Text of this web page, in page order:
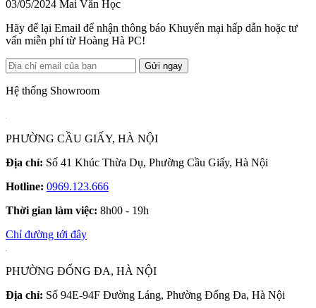
03/05/2024 Mai Văn Học
Hãy để lại Email để nhận thông báo Khuyến mại hấp dẫn hoặc tư
vấn miễn phí từ Hoàng Hà PC!
Gửi ngay
Hệ thống Showroom
PHƯỜNG CẦU GIẤY, HÀ NỘI
Địa chỉ: Số 41 Khúc Thừa Dụ, Phường Cầu Giấy, Hà Nội
Hotline: 0969.123.666
Thời gian làm việc: 8h00 - 19h
Chỉ đường tới đây
PHƯỜNG ĐỐNG ĐA, HÀ NỘI
Địa chỉ: Số 94E-94F Đường Láng, Phường Đống Đa, Hà Nội